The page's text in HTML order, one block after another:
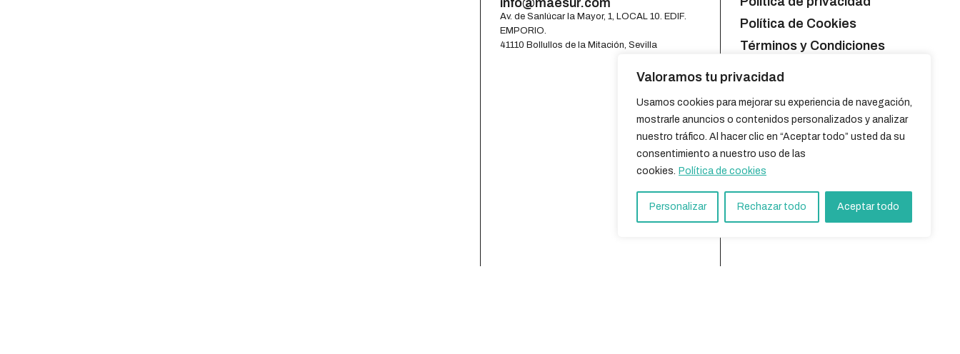
Valoramos tu privacidad
Usamos cookies para mejorar su experiencia de navegación,
mostrarle anuncios o contenidos personalizados y analizar
nuestro tráfico. Al hacer clic en “Aceptar todo” usted da su
consentimiento a nuestro uso de las
cookies. Política de cookies
Personalizar Rechazar todo Aceptar todo
info@maesur.com
Av. de Sanlúcar la Mayor, 1, LOCAL 10. EDIF.
EMPORIO.
41110 Bollullos de la Mitación, Sevilla
Política de Cookies
Términos y Condiciones